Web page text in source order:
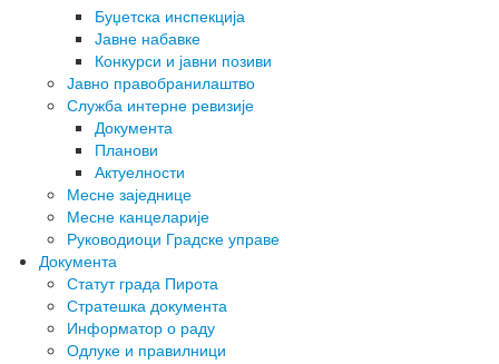
Буџетска инспекција
Јавне набавке
Конкурси и јавни позиви
Јавно правобранилаштво
Служба интерне ревизије
Документа
Планови
Актуелности
Месне заједнице
Месне канцеларије
Руководиоци Градске управе
Документа
Статут града Пирота
Стратешка документа
Информатор о раду
Одлуке и правилници